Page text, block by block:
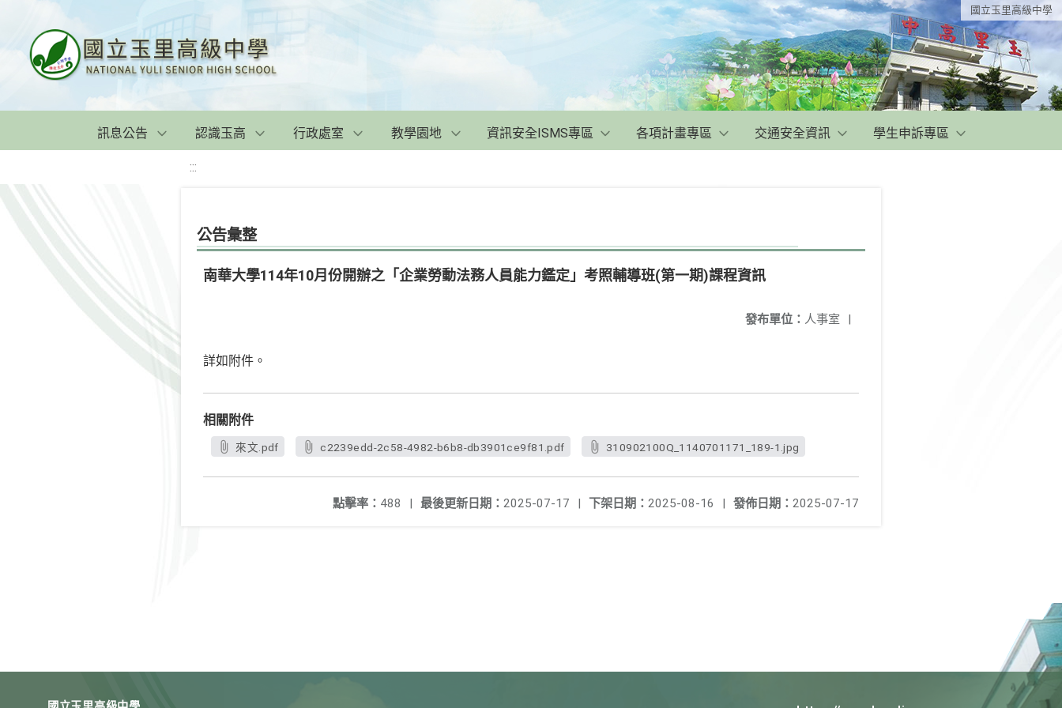
國立玉里高級中學
訊息公告 認識玉高 行政處室 教學園地 資訊安全ISMS專區 各項計畫專區 交通安全資訊 學生申訴專區
:::
公告彙整
南華大學114年10月份開辦之「企業勞動法務人員能力鑑定」考照輔導班(第一期)課程資訊
發布單位： 人事室 |
詳如附件。
相關附件
來文.pdf c2239edd-2c58-4982-b6b8-db3901ce9f81.pdf 310902100Q_1140701171_189-1.jpg
發佈日期： 2025-07-17
下架日期： 2025-08-16 |
最後更新日期： 2025-07-17 |
點擊率： 488 |